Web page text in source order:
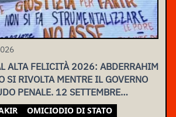
ALTA FELICITÀ 2026: ABDERRAHIM
SI RIVOLTA MENTRE IL GOVERNO
PENALE. 12 SETTEMBRE
OMICIODIO DI STATO